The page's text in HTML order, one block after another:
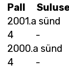
Pall
2001.a
4 -
2000.a
4 -